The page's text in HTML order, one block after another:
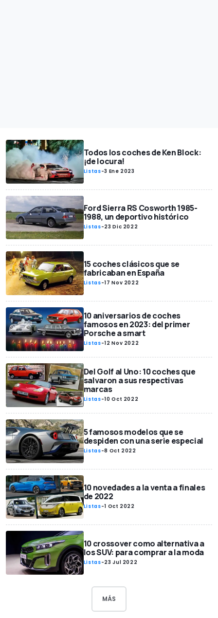
Todos los coches de Ken Block:
¡de locura!
Listas-3 Ene 2023
Ford Sierra RS Cosworth 1985-
1988, un deportivo histórico
Listas-23 Dic 2022
15 coches clásicos que se
fabricaban en España
Listas-17 Nov 2022
10 aniversarios de coches
famosos en 2023: del primer
Porsche a smart
Listas-12 Nov 2022
Del Golf al Uno: 10 coches que
salvaron a sus respectivas
marcas
Listas-10 Oct 2022
5 famosos modelos que se
despiden con una serie especial
Listas-8 Oct 2022
10 novedades a la venta a finales
de 2022
Listas-1 Oct 2022
10 crossover como alternativa a
los SUV: para comprar a la moda
Listas-23 Jul 2022
MÁS